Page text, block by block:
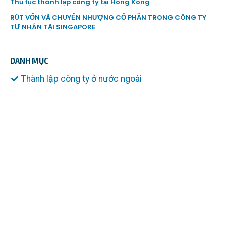
RÚT VỐN VÀ CHUYỂN NHƯỢNG CỔ PHẦN TRONG CÔNG TY
TƯ NHÂN TẠI SINGAPORE
DANH MỤC
Thành lập công ty ở nước ngoài